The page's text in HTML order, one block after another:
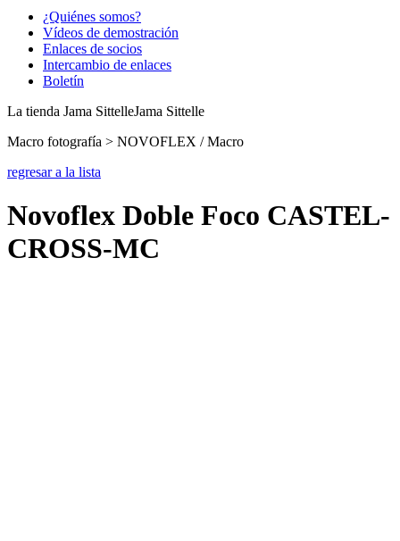
¿Quiénes somos?
Vídeos de demostración
Enlaces de socios
Intercambio de enlaces
Boletín
La tienda Jama SittelleJama Sittelle
Macro fotografía > NOVOFLEX / Macro
regresar a la lista
Novoflex Doble Foco CASTEL-
CROSS-MC